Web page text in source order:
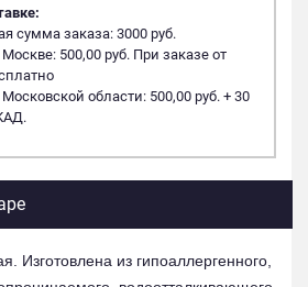
сумма заказа: 3000 руб.
500,00 руб. При заказе от
области: 500,00 руб. + 30
Изготовлена из гипоаллергенного,